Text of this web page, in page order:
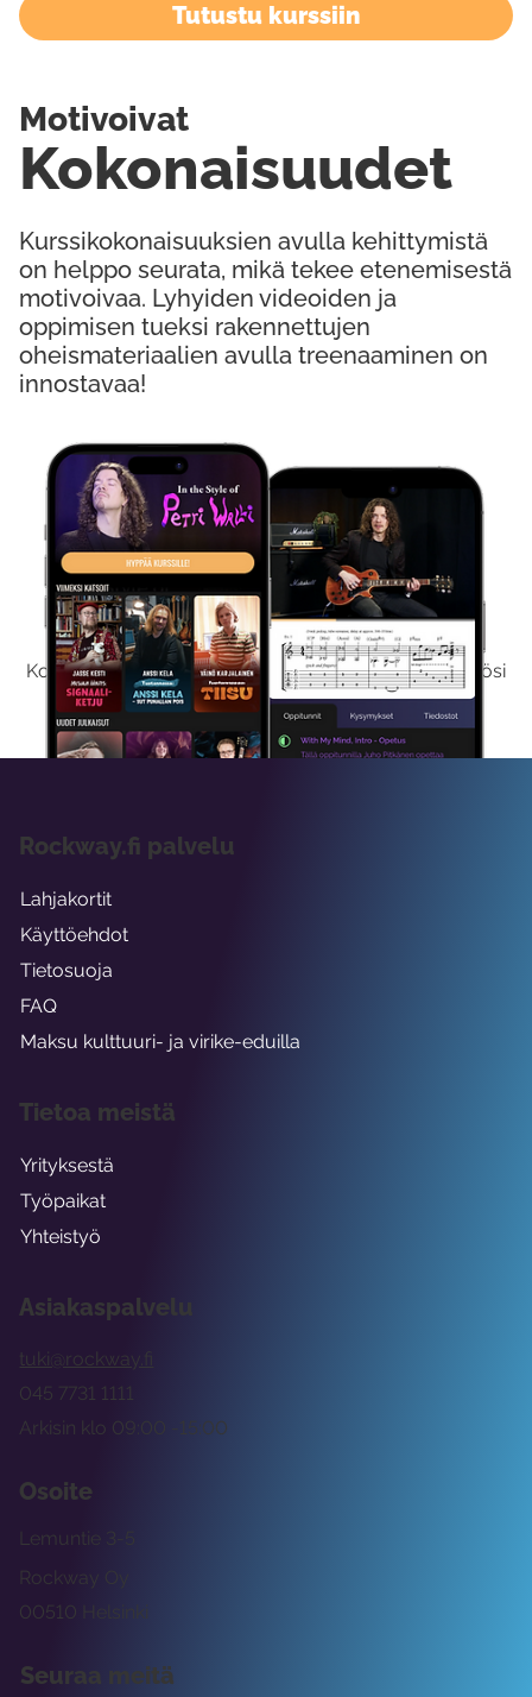
Kokeile Ilmaiseksi
Kokeilemalla ilmaiseksi saat koko sisältömme käyttöösi
viikon ajaksi.
Tutustu kurssiin
Kurssikokonaisuuksien avulla kehittymistä
on helppo seurata, mikä tekee etenemisestä
motivoivaa. Lyhyiden videoiden ja
oppimisen tueksi rakennettujen
oheismateriaalien avulla treenaaminen on
innostavaa!
Kokonaisuudet
Motivoivat
Asiakaspalvelu
tuki@rockway.fi
Arkisin klo 09:00 -15:00
045 7731 1111
Osoite
Rockway Oy
Lemuntie 3-5
00510 Helsinki
Seuraa meitä
Rockway.fi palvelu
Lahjakortit
Käyttöehdot
Tietosuoja
FAQ
Maksu kulttuuri- ja virike-eduilla
Tietoa meistä
Yrityksestä
Työpaikat
Yhteistyö